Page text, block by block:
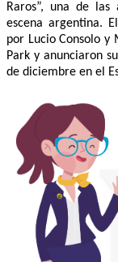
Raros”, una de las
escena argentina.
por Lucio Consolo y
Park y anunciaron
de diciembre en el